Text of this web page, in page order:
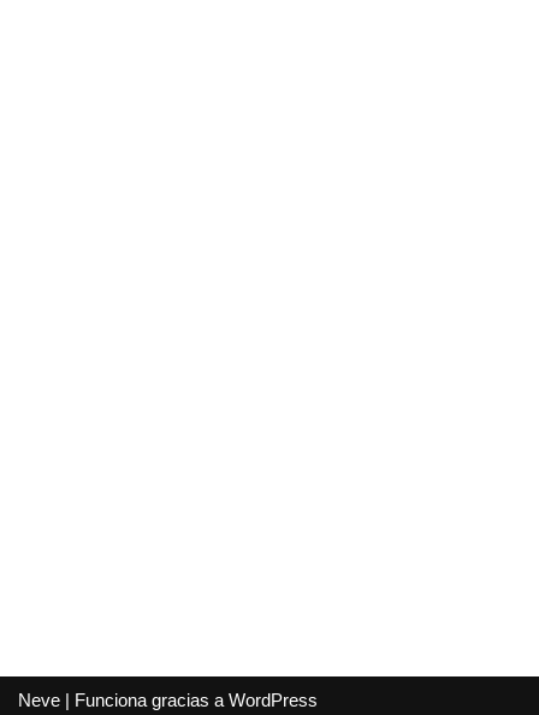
Neve | Funciona gracias a WordPress